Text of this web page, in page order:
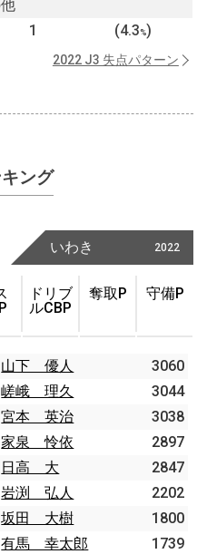
1 (4.3%)
2022 J3 失点パターン
ング
2022
いわき
ドリブ
ルCBP
奪取P 守備P
山下 優人
3060
嵯峨 理久
3044
宮本 英治
3038
家泉 怜依
2897
日高 大
2847
岩渕 弘人
2202
坂田 大樹
1800
有馬 幸太郎
1739